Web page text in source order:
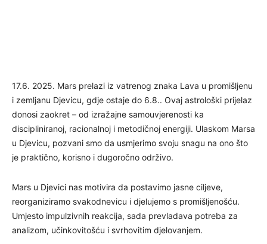
17.6. 2025. Mars prelazi iz vatrenog znaka Lava u promišljenu
i zemljanu Djevicu, gdje ostaje do 6.8.. Ovaj astrološki prijelaz
donosi zaokret – od izražajne samouvjerenosti ka
discipliniranoj, racionalnoj i metodičnoj energiji. Ulaskom Marsa
u Djevicu, pozvani smo da usmjerimo svoju snagu na ono što
je praktično, korisno i dugoročno održivo.
Mars u Djevici nas motivira da postavimo jasne ciljeve,
reorganiziramo svakodnevicu i djelujemo s promišljenošću.
Umjesto impulzivnih reakcija, sada prevladava potreba za
analizom, učinkovitošću i svrhovitim djelovanjem.